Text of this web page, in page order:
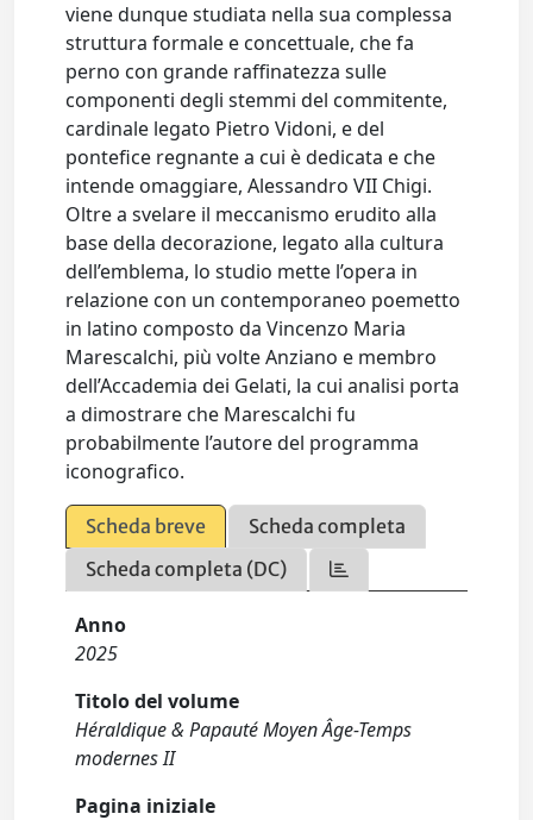
viene dunque studiata nella sua complessa
struttura formale e concettuale, che fa
perno con grande raffinatezza sulle
componenti degli stemmi del commitente,
cardinale legato Pietro Vidoni, e del
pontefice regnante a cui è dedicata e che
intende omaggiare, Alessandro VII Chigi.
Oltre a svelare il meccanismo erudito alla
base della decorazione, legato alla cultura
dell’emblema, lo studio mette l’opera in
relazione con un contemporaneo poemetto
in latino composto da Vincenzo Maria
Marescalchi, più volte Anziano e membro
dell’Accademia dei Gelati, la cui analisi porta
a dimostrare che Marescalchi fu
probabilmente l’autore del programma
iconografico.
Scheda breve
Scheda completa
Scheda completa (DC)
Anno
2025
Titolo del volume
Héraldique & Papauté Moyen Âge-Temps
modernes II
Pagina iniziale